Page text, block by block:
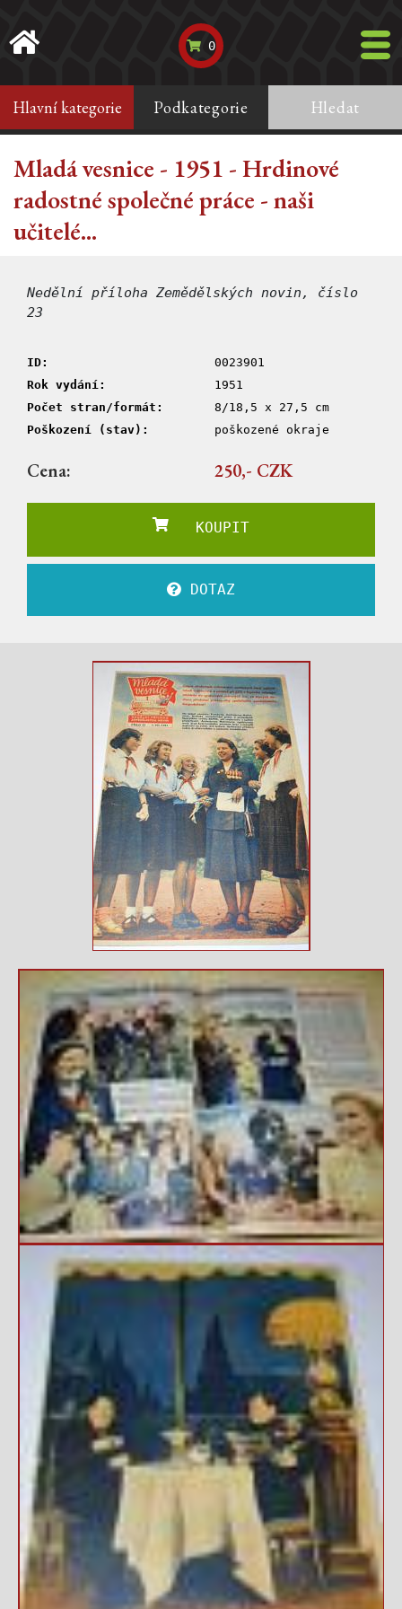
0
Hlavní kategorie Podkategorie Hledat
Mladá vesnice - 1951 - Hrdinové
radostné společné práce - naši
učitelé...
Nedělní příloha Zemědělských novin, číslo
23
ID:
0023901
Rok vydání:
1951
Počet stran/formát:
8/18,5 x 27,5 cm
Poškození (stav):
poškozené okraje
Cena: 250,- CZK
KOUPIT
DOTAZ